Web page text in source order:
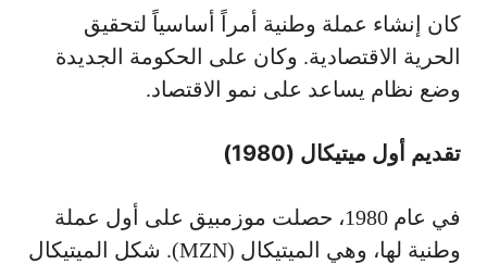
كان إنشاء عملة وطنية أمراً أساسياً لتحقيق
الحرية الاقتصادية. وكان على الحكومة الجديدة
وضع نظام يساعد على نمو الاقتصاد.
تقديم أول ميتيكال (1980)
في عام 1980، حصلت موزمبيق على أول عملة
وطنية لها، وهي الميتيكال (MZN). شكل الميتيكال